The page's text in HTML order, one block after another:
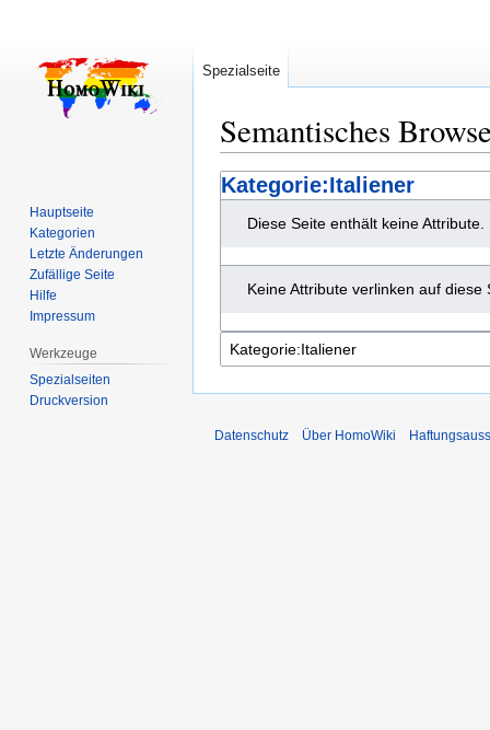
Semantisches
Zur
Navigation
springen
Zur
Suche
springen
Kategorie:Italiener
Diese Seite enthält keine Attribute.
Keine Attribute verlinken auf diese
Spezialseite
Hauptseite
Kategorien
Letzte Änderungen
Zufällige Seite
Hilfe
Impressum
Werkzeuge
Spezialseiten
Druckversion
Datenschutz Über HomoWiki